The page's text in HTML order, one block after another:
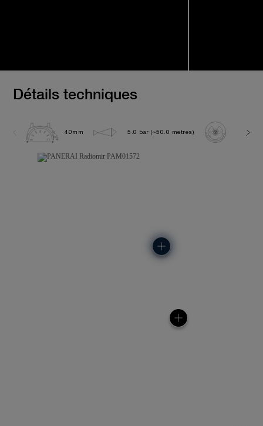
Détails techniques
40mm 5.0 bar (~50.0 metres) P900